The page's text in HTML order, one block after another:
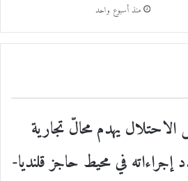
منذ أسبوع واحد
يهدم محالّ تجارية
إجراءاته في محيط حاجز قلنديا-